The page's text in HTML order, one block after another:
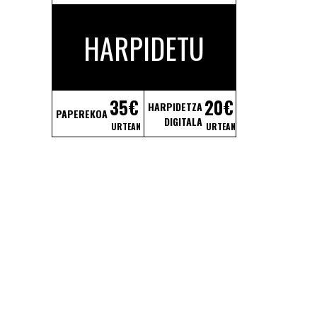
HARPIDETU
PAPEREKOA35€
URTEAN
HARPIDETZA
DIGITALA
20€
URTEAN